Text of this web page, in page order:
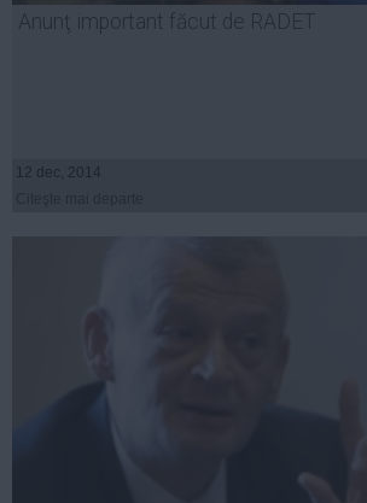
Anunţ important făcut de RADET
12 dec, 2014